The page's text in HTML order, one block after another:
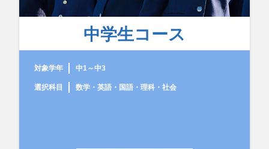
中学生コース
対象学年 中1～中3
選択科目 数学・英語・国語・理科・社会